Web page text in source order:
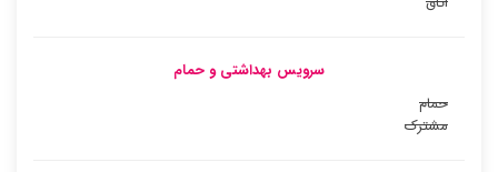
سرویس بهداشتی و حمام
حمام
مشترک